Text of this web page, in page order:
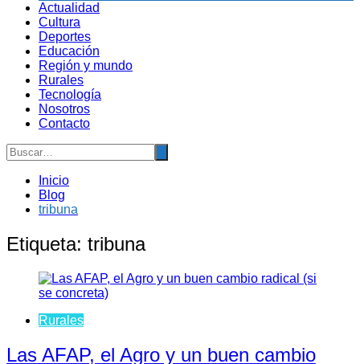
Actualidad
Cultura
Deportes
Educación
Región y mundo
Rurales
Tecnología
Nosotros
Contacto
Inicio
Blog
tribuna
Etiqueta: tribuna
Rurales
Las AFAP, el Agro y un buen cambio